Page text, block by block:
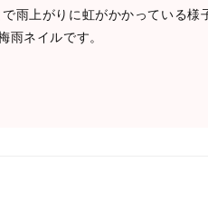
雨上がりに虹がかかっている様
雨ネイルです。